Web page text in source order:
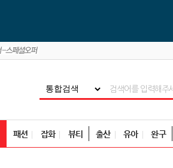
패션 잡화 뷰티 출산 유아 완구